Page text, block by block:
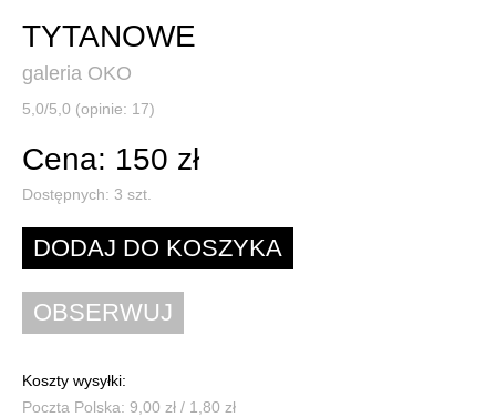
TYTANOWE
galeria OKO
5,0/5,0 (opinie: 17)
Cena: 150 zł
Dostępnych: 3 szt.
Koszty wysyłki:
Poczta Polska: 9,00 zł / 1,80 zł